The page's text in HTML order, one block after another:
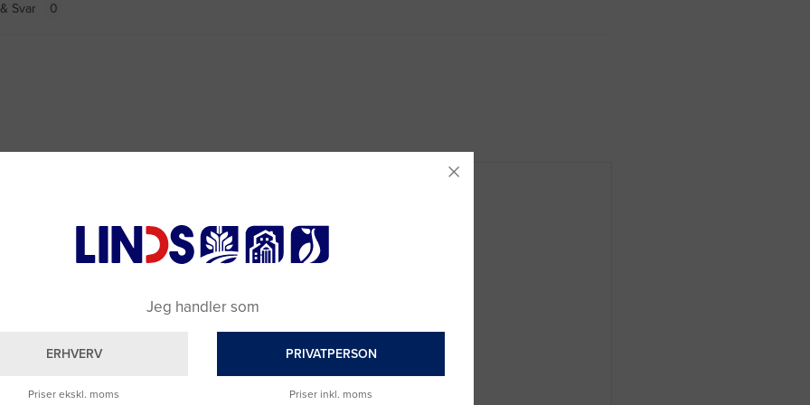
Svar
Jeg handler som
ERHVERV
Priser ekskl. moms
PRIVATPERSON
Priser inkl. moms